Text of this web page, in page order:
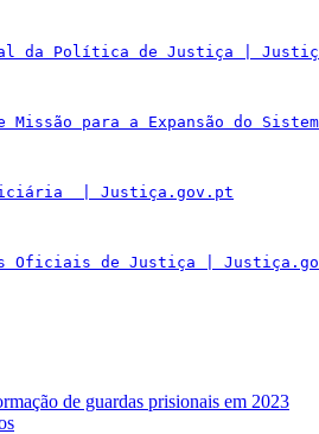
da Política de Justiça |
Missão para a Expansão do
| Justiça.gov.pt
Oficiais de Justiça |
de guardas prisionais em 2023